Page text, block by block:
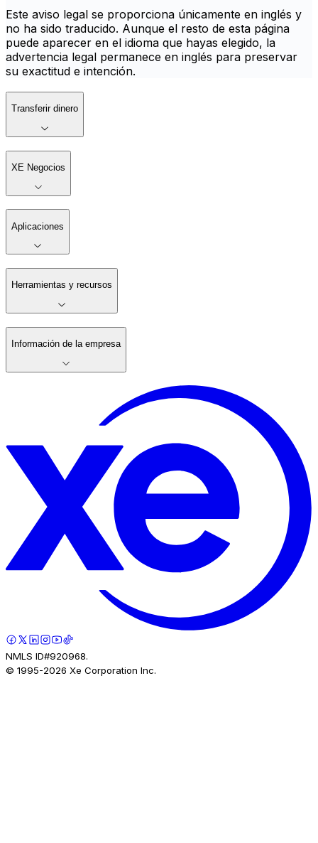
Este aviso legal se proporciona únicamente en inglés y
no ha sido traducido. Aunque el resto de esta página
puede aparecer en el idioma que hayas elegido, la
advertencia legal permanece en inglés para preservar
su exactitud e intención.
Transferir dinero
XE Negocios
Aplicaciones
Herramientas y recursos
Información de la empresa
NMLS ID#920968.
© 1995-2026 Xe Corporation Inc.